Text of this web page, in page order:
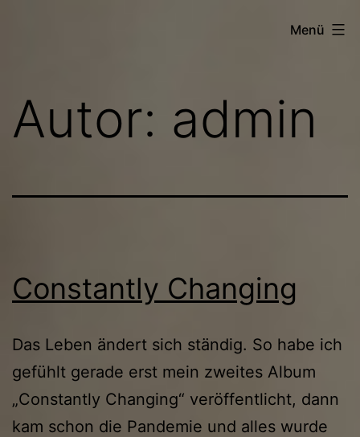
Menü
Autor: admin
Constantly Changing
Das Leben ändert sich ständig. So habe ich
gefühlt gerade erst mein zweites Album
„Constantly Changing“ veröffentlicht, dann
kam schon die Pandemie und alles wurde